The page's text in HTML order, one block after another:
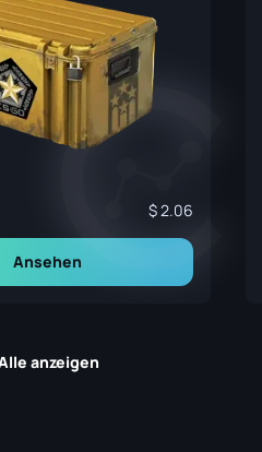
2.06
Ansehen
anzeigen